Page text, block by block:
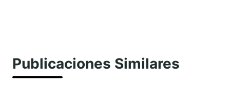
Publicaciones Similares